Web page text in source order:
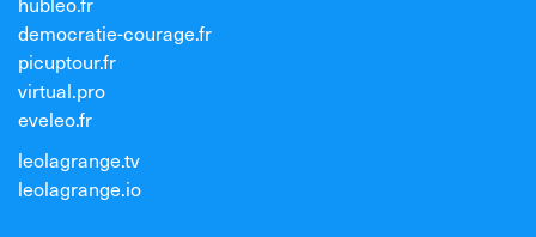
democratie-courage.fr
picuptour.fr
virtual.pro
eveleo.fr
leolagrange.tv
leolagrange.io